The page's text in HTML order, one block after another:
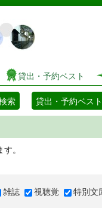
図書館
貸出・予約ベスト
索 貸出・予約ベスト
。
雑誌 視聴覚 特別文